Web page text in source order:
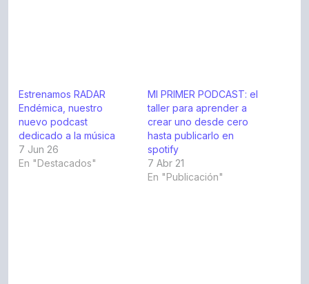
Estrenamos RADAR
Endémica, nuestro
nuevo podcast
dedicado a la música
7 Jun 26
En "Destacados"
MI PRIMER PODCAST: el
taller para aprender a
crear uno desde cero
hasta publicarlo en
spotify
7 Abr 21
En "Publicación"